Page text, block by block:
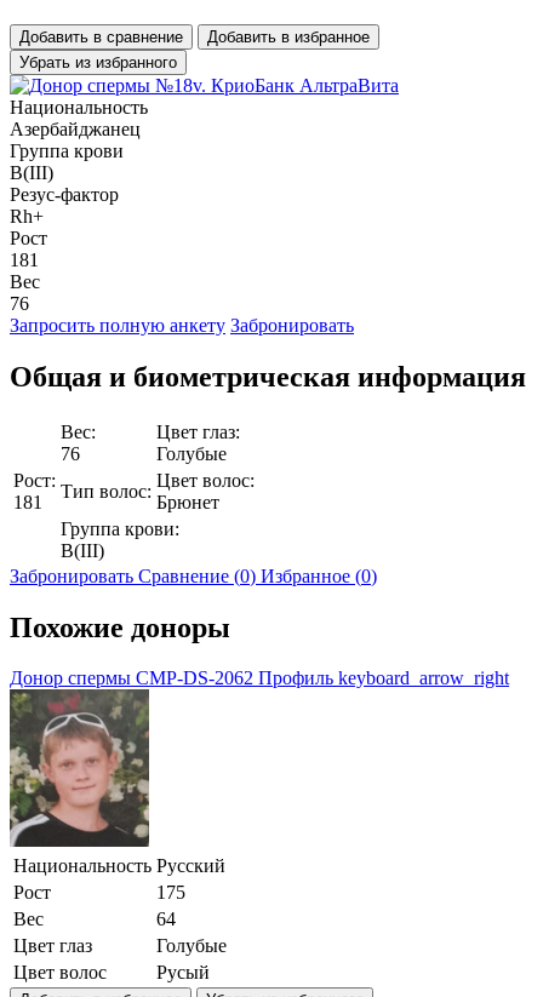
Добавить в сравнение
Добавить в избранное
Убрать из избранного
Национальность
Азербайджанец
Группа крови
B(III)
Резус-фактор
Rh+
Рост
181
Вес
76
Запросить полную анкету Забронировать
Общая и биометрическая информация
Рост:
181
Вес:
76
Цвет глаз:
Голубые
Тип волос:
Цвет волос:
Брюнет
Группа крови:
B(III)
Забронировать Сравнение (0) Избранное (0)
Похожие доноры
Донор спермы CMP-DS-2062 Профиль keyboard_arrow_right
Национальность Русский
Рост
175
Вес
64
Цвет глаз
Голубые
Цвет волос
Русый